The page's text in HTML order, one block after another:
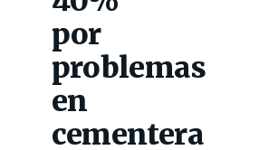
por
problemas
en
cementera